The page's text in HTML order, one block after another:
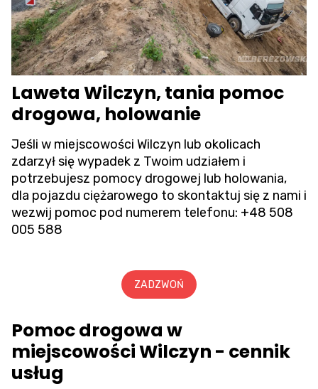
Laweta Wilczyn, tania pomoc
drogowa, holowanie
Jeśli w miejscowości Wilczyn lub okolicach
zdarzył się wypadek z Twoim udziałem i
potrzebujesz pomocy drogowej lub holowania,
dla pojazdu ciężarowego to skontaktuj się z nami i
wezwij pomoc pod numerem telefonu: +48 508
005 588
ZADZWOŃ
Pomoc drogowa w
miejscowości Wilczyn - cennik
usług